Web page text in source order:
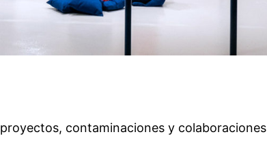
proyectos, contaminaciones y colaboraciones